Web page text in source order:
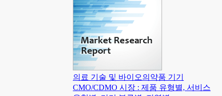
의료 기술 및 바이오의약품 기기
CMO/CDMO 시장 : 제품 유형별, 서비스